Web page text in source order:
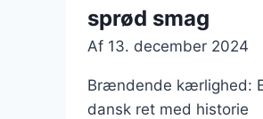
sprød smag
Af 13. december 2024
Brændende kærlighed:
dansk ret med historie